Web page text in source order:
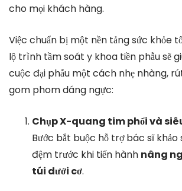
cho mọi khách hàng.
Việc chuẩn bị một nền tảng sức khỏe
lộ trình tầm soát y khoa tiền phẫu sẽ
cuộc đại phẫu một cách nhẹ nhàng,
gom phom dáng ngực:
Chụp X-quang tim phổi và
Bước bắt buộc hỗ trợ bác sĩ
đệm trước khi tiến hành nâng
túi dưới cơ.